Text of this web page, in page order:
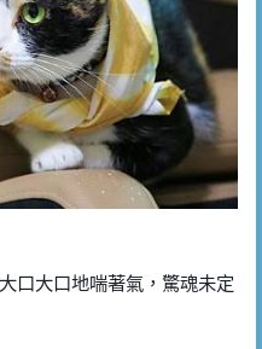
口大口地喘著氣，驚魂未定